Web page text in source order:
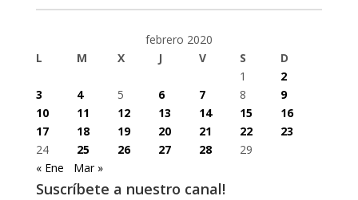
febrero 2020
L
M X J V S
D
1
2
3
4 5 6 7 8
9
10
11 12 13 14 15
16
17
18 19 20 21 22
23
24
25 26 27 28
29
« Ene
Mar »
Suscríbete a nuestro canal!